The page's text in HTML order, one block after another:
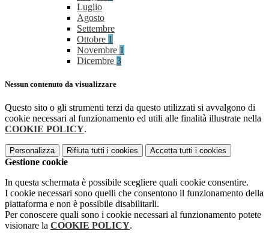
Luglio
Agosto
Settembre
Ottobre 1
Novembre 1
Dicembre 3
Nessun contenuto da visualizzare
Questo sito o gli strumenti terzi da questo utilizzati si avvalgono di
cookie necessari al funzionamento ed utili alle finalità illustrate nella
COOKIE POLICY.
Personalizza Rifiuta tutti i cookies Accetta tutti i cookies
Gestione cookie
In questa schermata è possibile scegliere quali cookie consentire.
I cookie necessari sono quelli che consentono il funzionamento della
piattaforma e non è possibile disabilitarli.
Per conoscere quali sono i cookie necessari al funzionamento potete
visionare la COOKIE POLICY.